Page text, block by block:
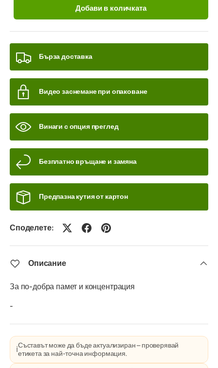
Добави в количката
Бърза доставка
Видео заснемане при опаковане
Винаги с опция преглед
Безплатно връщане и замяна
Предпазна кутия от картон
Споделете:
Описание
За по-добра памет и концентрация
-
ℹ️Съставът може да бъде актуализиран – проверявай
етикета за най-точна информация.